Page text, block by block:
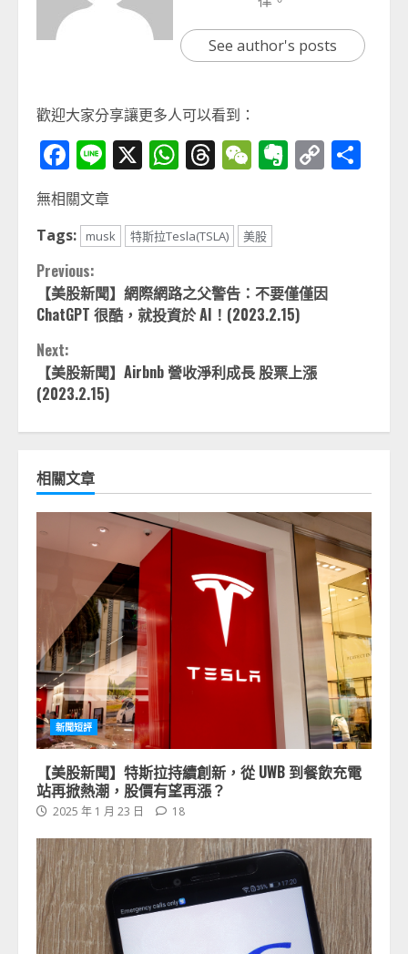
See author's posts
歡迎大家分享讓更多人可以看到：
Facebook
Line
X WhatsApp
Threads
WeChat
Evernote
Copy
無相關文章
Tags:
musk 特斯拉Tesla(TSLA) 美股
Continue
Reading
Previous:
【美股新聞】網際網路之父警告：不要僅僅因
ChatGPT 很酷，就投資於 AI！(2023.2.15)
Next:
【美股新聞】Airbnb 營收淨利成長 股票上漲
(2023.2.15)
相關文章
新聞短評
【美股新聞】特斯拉持續創新，從 UWB 到餐飲充電
站再掀熱潮，股價有望再漲？
2025 年 1 月 23 日 18